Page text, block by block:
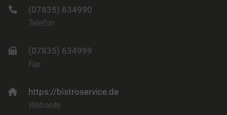
(07835) 634990
Telefon
(07835) 634999
Fax
https://bistroservice.de
Webseite